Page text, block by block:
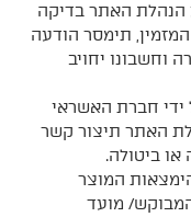
הנהלת האתר בדיקה
תימסר הודעה
וחשבונו יחויב
חברת האשראי
האתר תיצור קשר
ביטולה.
המוצר
מועד